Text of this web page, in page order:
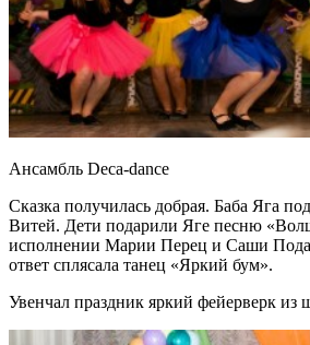
Ансамбль Deca-dance
Сказка получилась добрая. Баба Яга
Витей. Дети подарили Яге песню
исполнении Марии Перец и Саши
ответ сплясала танец «Яркий бум».
Увенчал праздник яркий фейерверк из